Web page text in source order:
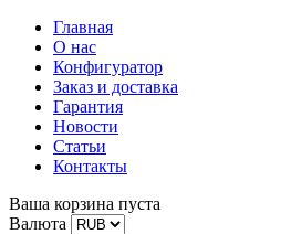
Главная
О нас
Конфигуратор
Заказ и доставка
Гарантия
Новости
Статьи
Контакты
Ваша корзина пуста
Валюта